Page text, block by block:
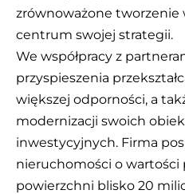
zrównoważone tworzenie
centrum swojej strategii.
We współpracy z
przyspieszenia
większej odporności, a
modernizacji swoich
inwestycyjnych. Firma
nieruchomości o wartości
powierzchni blisko 20